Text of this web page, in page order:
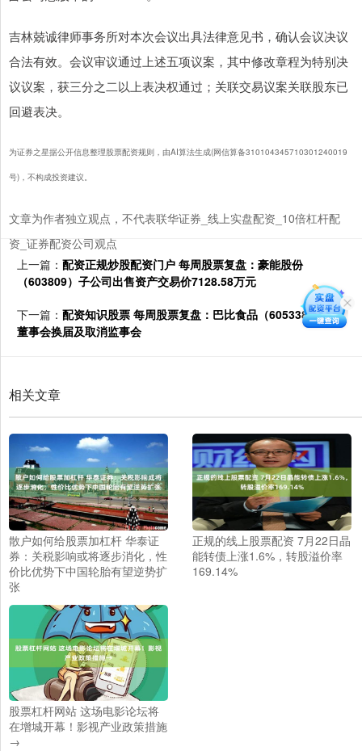
吉林兢诚律师事务所对本次会议出具法律意见书，确认会议决议
合法有效。会议审议通过上述五项议案，其中修改章程为特别决
议议案，获三分之二以上表决权通过；关联交易议案关联股东已
回避表决。
为证券之星据公开信息整理股票配资规则，由AI算法生成(网信算备310104345710301240019
号)，不构成投资建议。
文章为作者独立观点，不代表联华证券_线上实盘配资_10倍杠杆配
资_证券配资公司观点
上一篇： 配资正规炒股配资门户 每周股票复盘：豪能股份
（603809）子公司出售资产交易价7128.58万元
下一篇： 配资知识股票 每周股票复盘：巴比食品（605338）完成
董事会换届及取消监事会
相关文章
散户如何给股票加杠杆 华泰证
券：关税影响或将逐步消化，性
价比优势下中国轮胎有望逆势扩
张
正规的线上股票配资 7月22日晶
能转债上涨1.6%，转股溢价率
169.14%
股票杠杆网站 这场电影论坛将
在增城开幕！影视产业政策措施
→